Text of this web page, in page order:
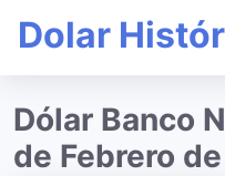
Dolar
Dólar Banco
de Febrero